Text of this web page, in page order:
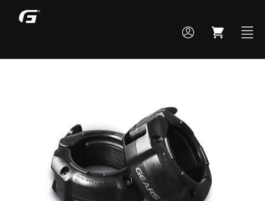
TODOS OS PRODUTOS
ACADEMIA